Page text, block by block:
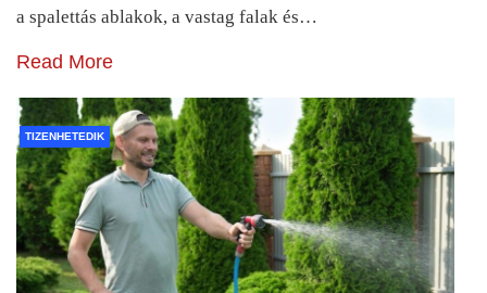
a spalettás ablakok, a vastag falak és…
Read More
TIZENHETEDIK